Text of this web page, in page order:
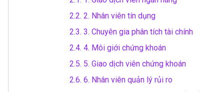
2.2. 2. Nhân viên tín dụng
2.3. 3. Chuyên gia phân tích tài chính
2.4. 4. Môi giới chứng khoán
2.5. 5. Giao dịch viên chứng khoán
2.6. 6. Nhân viên quản lý rủi ro